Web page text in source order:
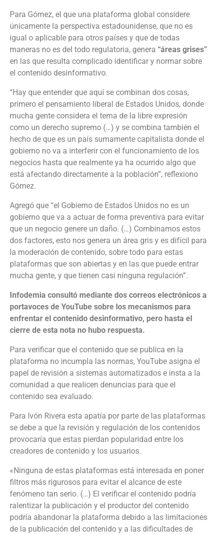
Para Gómez, el que una plataforma global considere
únicamente la perspectiva estadounidense, que no es
igual o aplicable para otros países y que de todas
maneras no es del todo regulatoria, genera “áreas grises”
en las que resulta complicado identificar y normar sobre
el contenido desinformativo.
“Hay que entender que aquí se combinan dos cosas,
primero el pensamiento liberal de Estados Unidos, donde
mucha gente considera el tema de la libre expresión
como un derecho supremo (…) y se combina también el
hecho de que es un país sumamente capitalista donde el
gobierno no va a interferir con el funcionamiento de los
negocios hasta que realmente ya ha ocurrido algo que
está afectando directamente a la población”, reflexiono
Gómez.
Agregó que “el Gobierno de Estados Unidos no es un
gobierno que va a actuar de forma preventiva para evitar
que un negocio genere un daño. (…) Combinamos estos
dos factores, esto nos genera un área gris y es difícil para
la moderación de contenido, sobre todo para estas
plataformas que son abiertas y en las que puede entrar
mucha gente, y que tienen casi ninguna regulación”.
Infodemia consultó mediante dos correos electrónicos a
portavoces de YouTube sobre los mecanismos para
enfrentar el contenido desinformativo, pero hasta el
cierre de esta nota no hubo respuesta.
Para verificar que el contenido que se publica en la
plataforma no incumpla las normas, YouTube asigna el
papel de revisión a sistemas automatizados e insta a la
comunidad a que realicen denuncias para que el
contenido sea evaluado.
Para Ivón Rivera esta apatía por parte de las plataformas
se debe a que la revisión y regulación de los contenidos
provocaría que estas pierdan popularidad entre los
creadores de contenido y los usuarios.
«Ninguna de estas plataformas está interesada en poner
filtros más rigurosos para evitar el alcance de este
fenómeno tan serio. (…) El verificar el contenido podría
ralentizar la publicación y el productor del contenido
podría abandonar la plataforma debido a las limitaciones
de la publicación del contenido y a las dificultades de